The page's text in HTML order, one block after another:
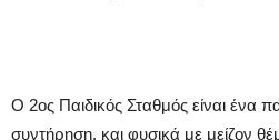
Ο 2ος Παιδικός Σταθμός είναι ένα
συντήρηση, και φυσικά με μείζον